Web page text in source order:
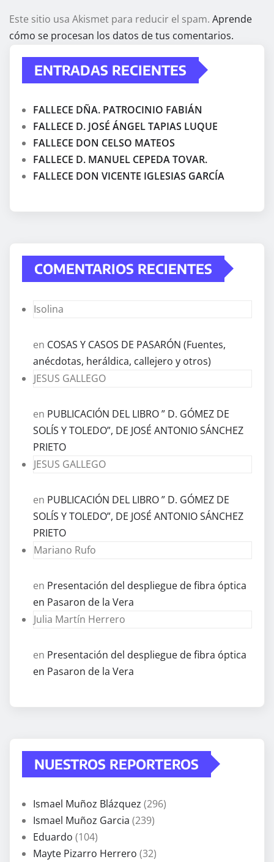
Este sitio usa Akismet para reducir el spam. Aprende
cómo se procesan los datos de tus comentarios.
ENTRADAS RECIENTES
FALLECE DÑA. PATROCINIO FABIÁN
FALLECE D. JOSÉ ÁNGEL TAPIAS LUQUE
FALLECE DON CELSO MATEOS
FALLECE D. MANUEL CEPEDA TOVAR.
FALLECE DON VICENTE IGLESIAS GARCÍA
COMENTARIOS RECIENTES
Isolina
en COSAS Y CASOS DE PASARÓN (Fuentes,
anécdotas, heráldica, callejero y otros)
JESUS GALLEGO
en PUBLICACIÓN DEL LIBRO ” D. GÓMEZ DE
SOLÍS Y TOLEDO”, DE JOSÉ ANTONIO SÁNCHEZ
PRIETO
JESUS GALLEGO
en PUBLICACIÓN DEL LIBRO ” D. GÓMEZ DE
SOLÍS Y TOLEDO”, DE JOSÉ ANTONIO SÁNCHEZ
PRIETO
Mariano Rufo
en Presentación del despliegue de fibra óptica
en Pasaron de la Vera
Julia Martín Herrero
en Presentación del despliegue de fibra óptica
en Pasaron de la Vera
NUESTROS REPORTEROS
Ismael Muñoz Blázquez (296)
Ismael Muñoz Garcia (239)
Eduardo (104)
Mayte Pizarro Herrero (32)